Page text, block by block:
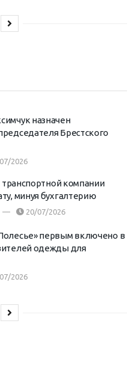
назначен
Брестского
2026
транспортной компании
минуя бухгалтерию
20/07/2026
первым включено в
одежды для
2026